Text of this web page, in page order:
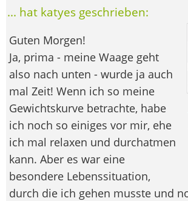
... hat katyes geschrieben:
Guten Morgen!
Ja, prima - meine Waage geht
also nach unten - wurde ja auch
mal Zeit! Wenn ich so meine
Gewichtskurve betrachte, habe
ich noch so einiges vor mir, ehe
ich mal relaxen und durchatmen
kann. Aber es war eine
besondere Lebenssituation,
durch die ich gehen musste und